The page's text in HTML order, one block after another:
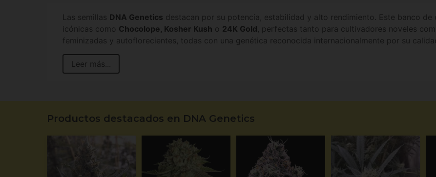
Las semillas DNA Genetics destacan por su potencia, estabilidad y alto rendimiento. Este banco
icónicas como Chocolope, Kosher Kush o 24K Gold, perfectas tanto para cultivadores noveles
feminizadas y autoflorecientes, todas con una genética reconocida internacionalmente por su
Leer más...
Productos destacados en DNA Genetics